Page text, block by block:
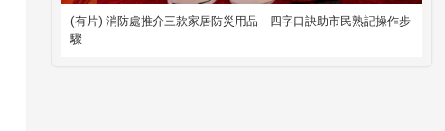
(有片) 消防處推介三款家居防災用品 四字口訣助市民熟記操作步
驟